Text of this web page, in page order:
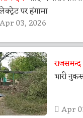
पर हंगामा
Apr 03, 2026
राजसमन्द
भारी
Apr